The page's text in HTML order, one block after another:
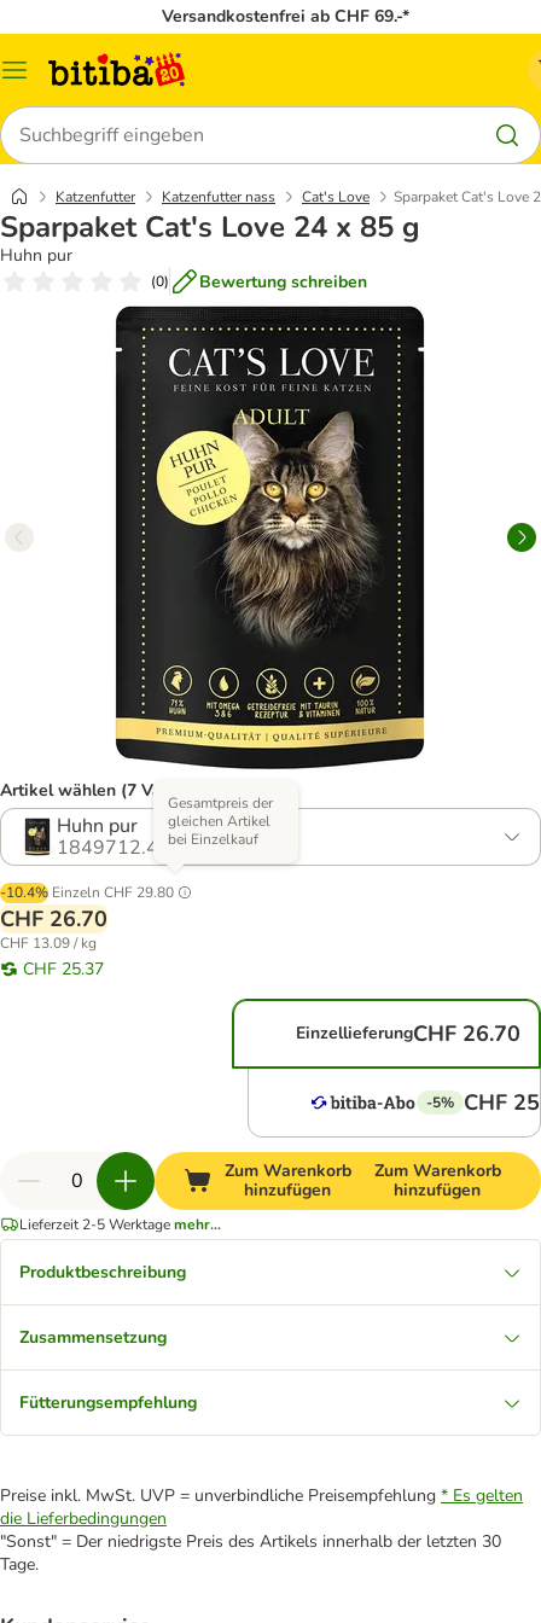
Versandkostenfrei ab CHF 69.-*
Menü
Suchen
Katzenfutter Katzenfutter nass Cat's Love Sparpaket Cat's Love
Sparpaket Cat's Love 24 x 85 g
Huhn pur
(0) Bewertung schreiben
Artikel wählen (7 Varianten)
Huhn pur
1849712.4
-10.4% Einzeln CHF 29.80
Gesamtpreis der
gleichen Artikel
bei Einzelkauf
CHF 26.70
CHF 13.09 / kg
CHF 25.37
EinzellieferungCHF 26.70
-5% CHF
Zum Warenkorb
hinzufügen
Zum Warenkorb
hinzufügen
Lieferzeit 2-5 Werktagemehr...
Produktbeschreibung
Zusammensetzung
Fütterungsempfehlung
Preise inkl. MwSt. UVP = unverbindliche Preisempfehlung * Es gelten
die Lieferbedingungen
"Sonst" = Der niedrigste Preis des Artikels innerhalb der letzten 30
Tage.